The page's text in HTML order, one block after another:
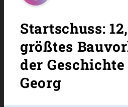
Startschuss:
größtes
der Geschichte
Georg